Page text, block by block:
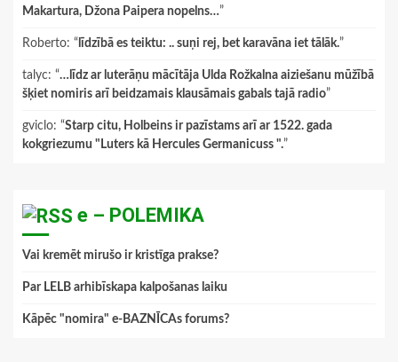
Makartura, Džona Paipera nopelns…”
Roberto: “ līdzībā es teiktu: .. suņi rej, bet karavāna iet tālāk.”
talyc: “…līdz ar luterāņu mācītāja Ulda Rožkalna aiziešanu mūžībā
šķiet nomiris arī beidzamais klausāmais gabals tajā radio”
gviclo: “Starp citu, Holbeins ir pazīstams arī ar 1522. gada
kokgriezumu "Luters kā Hercules Germanicuss ".”
e – POLEMIKA
Vai kremēt mirušo ir kristīga prakse?
Par LELB arhibīskapa kalpošanas laiku
Kāpēc "nomira" e-BAZNĪCAs forums?